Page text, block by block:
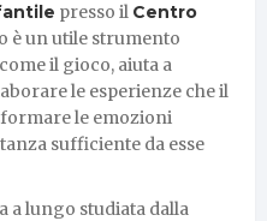
presso il Centro
è un utile strumento
il gioco, aiuta a
le esperienze che il
le emozioni
sufficiente da esse
a lungo studiata dalla